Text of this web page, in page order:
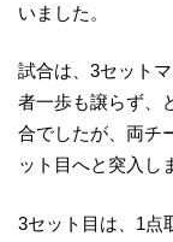
いました。
試合は、3セット
者一歩も譲らず、
合でしたが、両チ
ット目へと突入し
3セット目は、1点